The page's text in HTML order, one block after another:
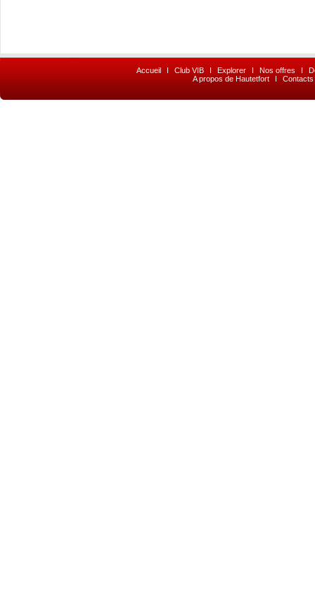
Accueil I Club VIB I Explorer I Nos offres I
A propos de Hautetfort
I Contacts